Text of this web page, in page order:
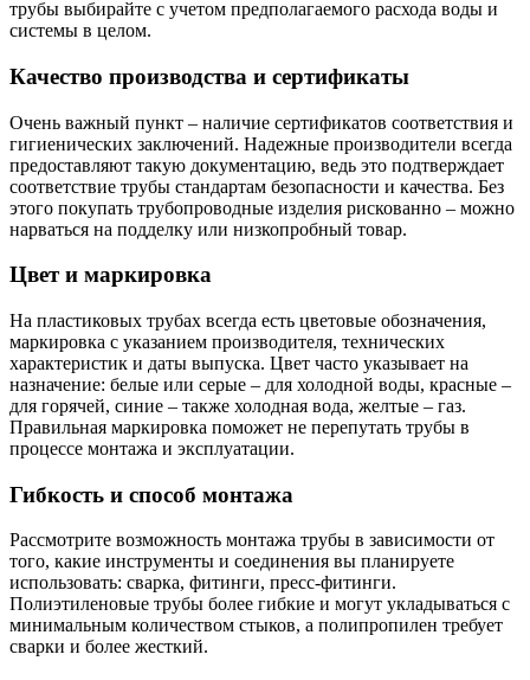
трубы выбирайте с учетом предполагаемого расхода воды и
системы в целом.
Качество производства и сертификаты
Очень важный пункт – наличие сертификатов соответствия и
гигиенических заключений. Надежные производители всегда
предоставляют такую документацию, ведь это подтверждает
соответствие трубы стандартам безопасности и качества. Без
этого покупать трубопроводные изделия рискованно – можно
нарваться на подделку или низкопробный товар.
Цвет и маркировка
На пластиковых трубах всегда есть цветовые обозначения,
маркировка с указанием производителя, технических
характеристик и даты выпуска. Цвет часто указывает на
назначение: белые или серые – для холодной воды, красные –
для горячей, синие – также холодная вода, желтые – газ.
Правильная маркировка поможет не перепутать трубы в
процессе монтажа и эксплуатации.
Гибкость и способ монтажа
Рассмотрите возможность монтажа трубы в зависимости от
того, какие инструменты и соединения вы планируете
использовать: сварка, фитинги, пресс-фитинги.
Полиэтиленовые трубы более гибкие и могут укладываться с
минимальным количеством стыков, а полипропилен требует
сварки и более жесткий.